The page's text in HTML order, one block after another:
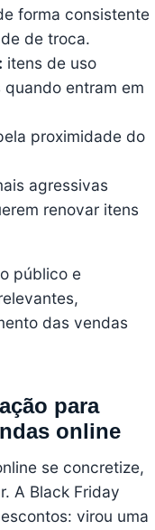
forma consistente
de troca.
itens de uso
entram em
proximidade do
agressivas
renovar itens
público e
das vendas
para
online
se concretize,
A Black Friday
virou uma